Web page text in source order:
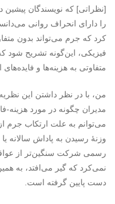
[نظراتی] که نویسندگان
را دارای انحراف روانی
کرد که جرم می‌تواند بدون
فیزیکی، این‌گونه تشریح شود
متفاوتی به هزینه‌ها و
من، با در نظر داشتن این
مدیران چگونه در مورد هزینه-
می‌توانم به علت ارتکاب جرم
وزنۀ رسیدن به پاداش سالانه
رسمی شرکت سنگین‌تر از
نمی‌کرد که گیر می‌افتد، به
دست پایین گرفته است.